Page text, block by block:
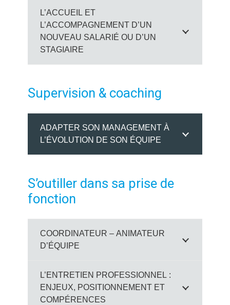
L’ACCUEIL ET
L’ACCOMPAGNEMENT D’UN
NOUVEAU SALARIÉ OU D’UN
STAGIAIRE
Supervision & coaching
ADAPTER SON MANAGEMENT À
L’ÉVOLUTION DE SON ÉQUIPE
S’outiller dans sa prise de
fonction
COORDINATEUR – ANIMATEUR
D’ÉQUIPE
L’ENTRETIEN PROFESSIONNEL :
ENJEUX, POSITIONNEMENT ET
COMPÉRENCES